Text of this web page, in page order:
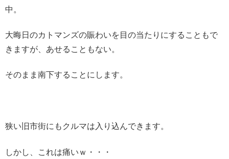
中。
大晦日のカトマンズの賑わいを目の当たりにすることもで
きますが、あせることもない。
そのまま南下することにします。
狭い旧市街にもクルマは入り込んできます。
しかし、これは痛いｗ・・・